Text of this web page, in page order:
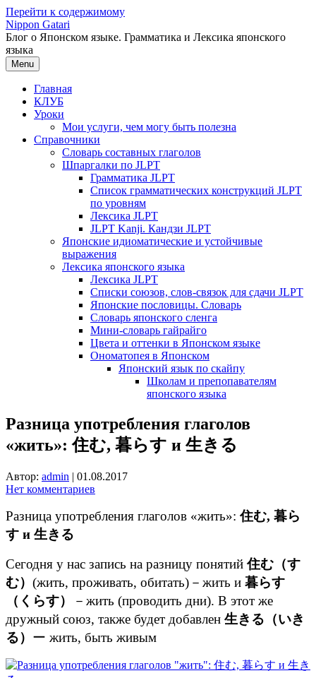
Перейти к содержимому
Nippon Gatari
Блог о Японском языке. Грамматика и Лексика японского
языка
Menu
Главная
КЛУБ
Уроки
Мои услуги, чем могу быть полезна
Справочники
Словарь составных глаголов
Шпаргалки по JLPT
Грамматика JLPT
Список грамматических конструкций JLPT
по уровням
Лексика JLPT
JLPT Kanji. Кандзи JLPT
Японские идиоматические и устойчивые
выражения
Лексика японского языка
Лексика JLPT
Списки союзов, слов-связок для сдачи JLPT
Японские пословицы. Словарь
Словарь японского сленга
Мини-словарь гайрайго
Цвета и оттенки в Японском языке
Ономатопея в Японском
Японский язык по скайпу
Школам и препопавателям
японского языка
Разница употребления глаголов
«жить»: 住む, 暮らす и 生きる
Автор: admin | 01.08.2017
Нет комментариев
Разница употребления глаголов «жить»: 住む, 暮ら
す и 生きる
Сегодня у нас запись на разницу понятий 住む（す
む） (жить, проживать, обитать)－жить и 暮らす
（くらす）
－жить (проводить дни). В этот же
дружный союз, также будет добавлен 生きる（いき
る） ー жить, быть живым